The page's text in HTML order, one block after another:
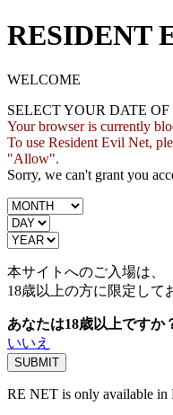
RESIDENT
WELCOME
SELECT YOUR DATE
Your browser is currently
To use Resident Evil Net,
"Allow".
Sorry, we can't grant you
本サイトへのご入場は、
18歳以上の方に限定して
あなたは18歳以上ですか
いいえ
RE NET is only available in